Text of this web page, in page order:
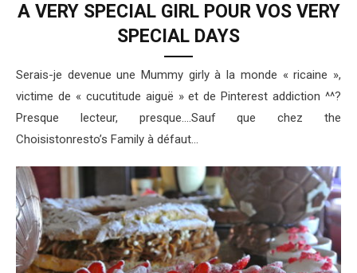
A VERY SPECIAL GIRL POUR VOS VERY
SPECIAL DAYS
Serais-je devenue une Mummy girly à la monde « ricaine »,
victime de « cucutitude aiguë » et de Pinterest addiction ^^?
Presque lecteur, presque….Sauf que chez the
Choisistonresto’s Family à défaut…